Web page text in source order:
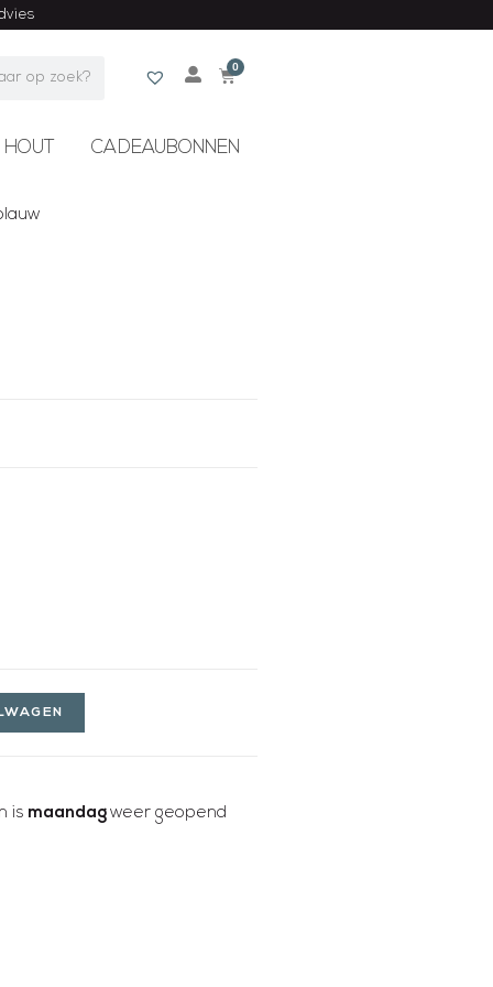
0
CADEAUBONNEN
is maandag weer geopend